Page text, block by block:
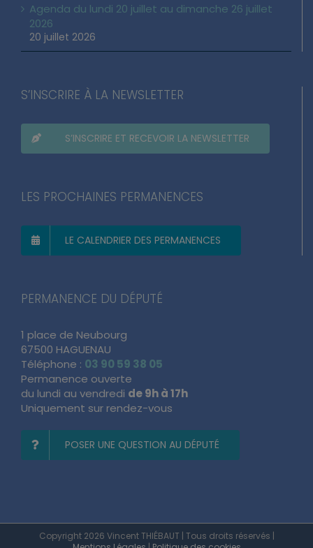
Agenda du lundi 20 juillet au dimanche 26 juillet
2026
20 juillet 2026
S’INSCRIRE À LA NEWSLETTER
S’INSCRIRE ET RECEVOIR LA NEWSLETTER
LES PROCHAINES PERMANENCES
LE CALENDRIER DES PERMANENCES
PERMANENCE DU DÉPUTÉ
1 place de Neubourg
67500 HAGUENAU
Téléphone : 03 90 59 38 05
Permanence ouverte
du lundi au vendredi de 9h à 17h
Uniquement sur rendez-vous
POSER UNE QUESTION AU DÉPUTÉ
Copyright 2026 Vincent THIÉBAUT | Tous droits réservés |